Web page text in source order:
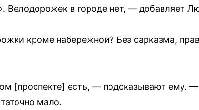
Велодорожек в городе нет, — добавляет
кроме набережной? Без сарказма,
[проспекте] есть, — подсказывают ему. —
мало.